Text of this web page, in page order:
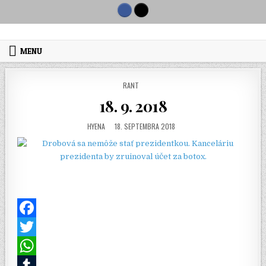
MENU
POSTED IN
RANT
18. 9. 2018
AUTHOR:
HYENA PUBLISHED DATE:
18. SEPTEMBRA 2018
F
aT